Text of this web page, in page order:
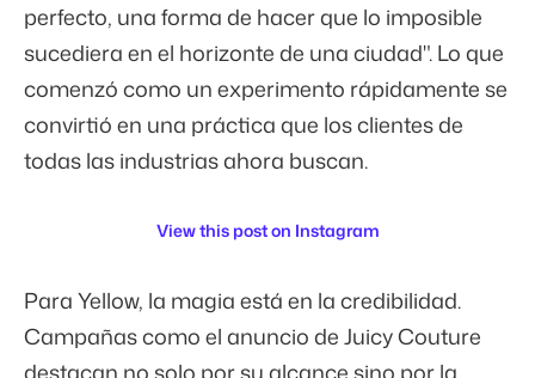
perfecto, una forma de hacer que lo imposible
sucediera en el horizonte de una ciudad". Lo que
comenzó como un experimento rápidamente se
convirtió en una práctica que los clientes de
todas las industrias ahora buscan.
View this post on Instagram
Para Yellow, la magia está en la credibilidad.
Campañas como el anuncio de Juicy Couture